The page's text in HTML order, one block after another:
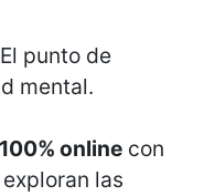
punto de
mental.
100% online con
las